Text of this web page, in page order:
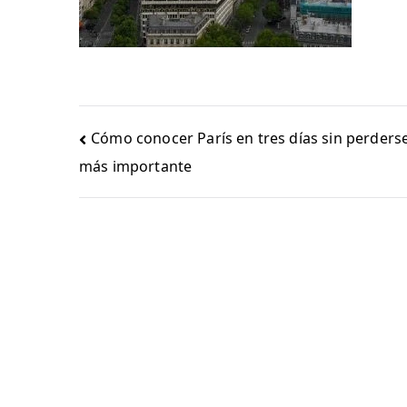
Navegación
de
entradas
Cómo conocer París en tres días sin
más importante